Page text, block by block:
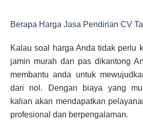
Berapa Harga Jasa Pendirian CV
Kalau soal harga Anda tidak perlu
jamin murah dan pas dikantong
membantu anda untuk
dari nol. Dengan biaya yang
kalian akan mendapatkan
profesional dan berpengalaman.